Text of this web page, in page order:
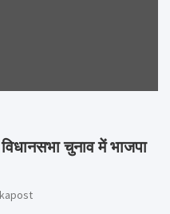
चुनाव में भाजपा